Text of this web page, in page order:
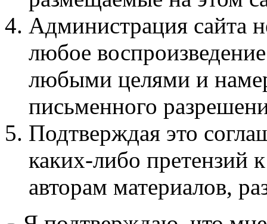
Администрация сайта
любое
любыми целями и
письменного
Подтверждая это
каких-либо претензий
авторам материалов,